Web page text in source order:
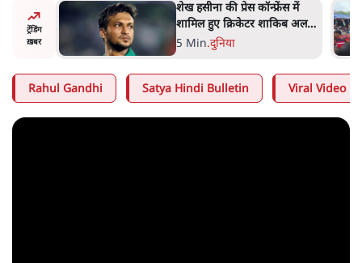
ट्रेंडिंग
ख़बर
अहमद
में बंद
शेख हसीना की प्रेस कॉन्फ्रेंस में
शामिल हुए क्रिकेटर शाकिब अल
हसन के घर पर पेट्रोल बम से हमला
5 Min.दुनिया
Rahul Gandhi Satya Hindi Bulletin Viral Video